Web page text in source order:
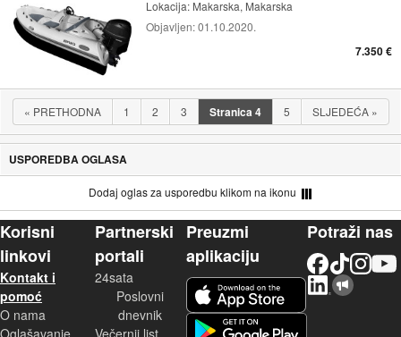
Lokacija: Makarska, Makarska
Objavljen:01.10.2020.
7.350 €
« PRETHODNA 1 2 3 Stranica 4 5 SLJEDEĆA »
USPOREDBA OGLASA
Dodaj oglas za usporedbu klikom na ikonu
Korisni
linkovi
Kontakt i
pomoć
O nama
Partnerski
portali
24sata
Poslovni
dnevnik
Preuzmi
aplikaciju
Potraži nas